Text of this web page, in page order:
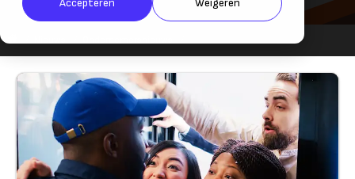
Accepteren Weigeren